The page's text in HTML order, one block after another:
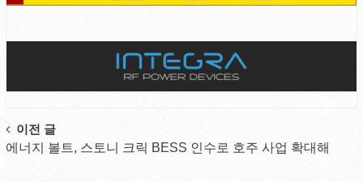
Post
navigation
이전 글
에너지 볼트, 스토니 크릭 BESS 인수로 호주 사업 확대해